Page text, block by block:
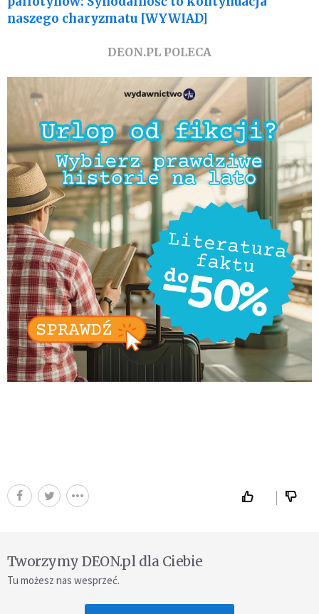
naszego charyzmatu [WYWIAD]
DEON.PL POLECA
Tworzymy DEON.pl dla Ciebie
Tu możesz nas wesprzeć.